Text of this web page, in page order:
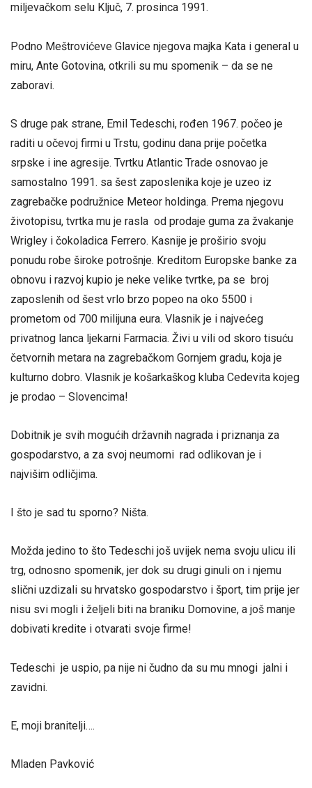
miljevačkom selu Ključ, 7. prosinca 1991.
Podno Meštrovićeve Glavice njegova majka Kata i general u
miru, Ante Gotovina, otkrili su mu spomenik – da se ne
zaboravi.
S druge pak strane, Emil Tedeschi, rođen 1967. počeo je
raditi u očevoj firmi u Trstu, godinu dana prije početka
srpske i ine agresije. Tvrtku Atlantic Trade osnovao je
samostalno 1991. sa šest zaposlenika koje je uzeo iz
zagrebačke podružnice Meteor holdinga. Prema njegovu
životopisu, tvrtka mu je rasla od prodaje guma za žvakanje
Wrigley i čokoladica Ferrero. Kasnije je proširio svoju
ponudu robe široke potrošnje. Kreditom Europske banke za
obnovu i razvoj kupio je neke velike tvrtke, pa se broj
zaposlenih od šest vrlo brzo popeo na oko 5500 i
prometom od 700 milijuna eura. Vlasnik je i najvećeg
privatnog lanca ljekarni Farmacia. Živi u vili od skoro tisuću
četvornih metara na zagrebačkom Gornjem gradu, koja je
kulturno dobro. Vlasnik je košarkaškog kluba Cedevita kojeg
je prodao – Slovencima!
Dobitnik je svih mogućih državnih nagrada i priznanja za
gospodarstvo, a za svoj neumorni rad odlikovan je i
najvišim odličjima.
I što je sad tu sporno? Ništa.
Možda jedino to što Tedeschi još uvijek nema svoju ulicu ili
trg, odnosno spomenik, jer dok su drugi ginuli on i njemu
slični uzdizali su hrvatsko gospodarstvo i šport, tim prije jer
nisu svi mogli i željeli biti na braniku Domovine, a još manje
dobivati kredite i otvarati svoje firme!
Tedeschi je uspio, pa nije ni čudno da su mu mnogi jalni i
zavidni.
E, moji branitelji….
Mladen Pavković